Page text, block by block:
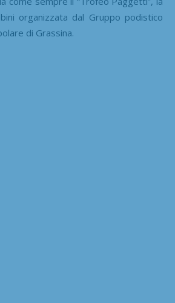
organizzata dal Gruppo podistico
di Grassina.